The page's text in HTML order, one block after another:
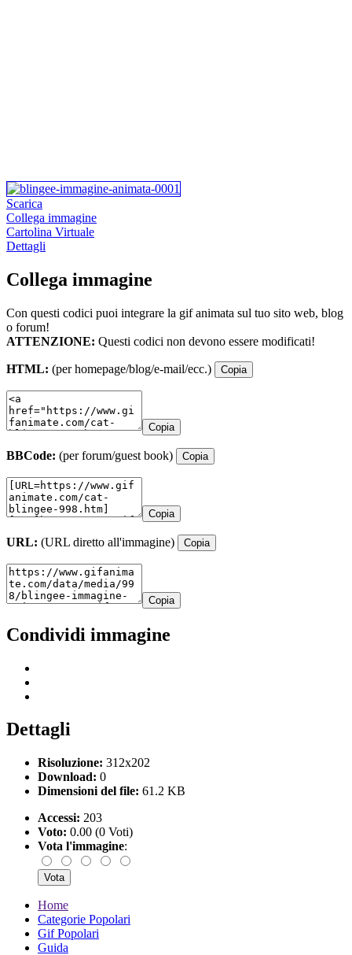
Scarica
Collega immagine
Cartolina Virtuale
Dettagli
Collega immagine
Con questi codici puoi integrare la gif animata sul tuo sito web, blog
o forum!
ATTENZIONE: Questi codici non devono essere modificati!
HTML: (per homepage/blog/e-mail/ecc.) Copia
Copia
BBCode: (per forum/guest book) Copia
Copia
URL: (URL diretto all'immagine) Copia
Copia
Condividi immagine
Dettagli
Risoluzione: 312x202
Download: 0
Dimensioni del file: 61.2 KB
Accessi: 203
Voto: 0.00 (0 Voti)
Vota l'immagine:
Home
Categorie Popolari
Gif Popolari
Guida